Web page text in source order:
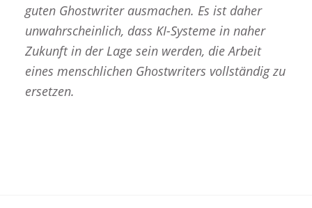
guten Ghostwriter ausmachen. Es ist daher
unwahrscheinlich, dass KI-Systeme in naher
Zukunft in der Lage sein werden, die Arbeit
eines menschlichen Ghostwriters vollständig zu
ersetzen.